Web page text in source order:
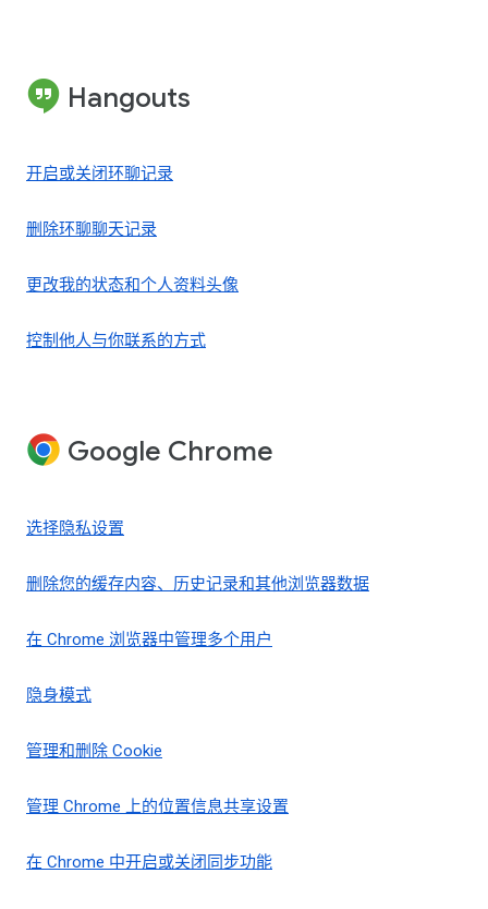
Hangouts
开启或关闭环聊记录
删除环聊聊天记录
更改我的状态和个人资料头像
控制他人与你联系的方式
Google Chrome
选择隐私设置
删除您的缓存内容、历史记录和其他浏览器数据
在 Chrome 浏览器中管理多个用户
隐身模式
管理和删除 Cookie
管理 Chrome 上的位置信息共享设置
在 Chrome 中开启或关闭同步功能